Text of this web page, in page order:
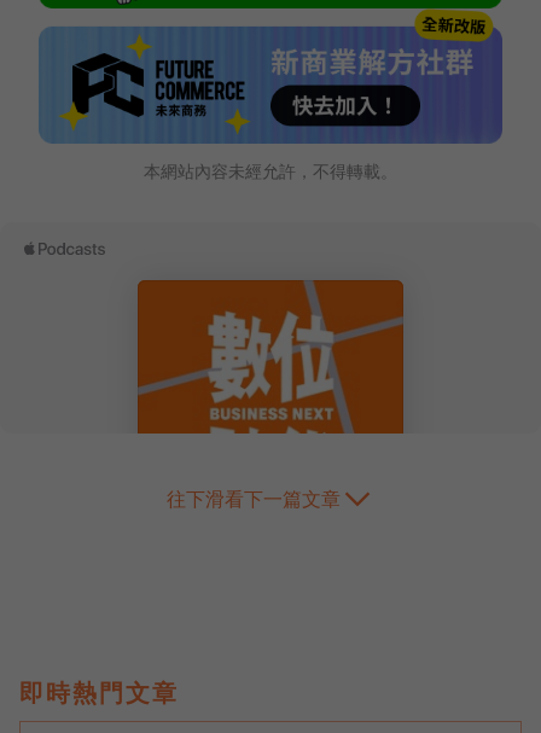
本網站內容未經允許，不得轉載。
往下滑看下一篇文章
即時熱門文章